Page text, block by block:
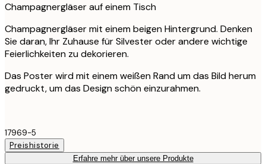
Champagnergläser auf einem Tisch
Champagnergläser mit einem beigen Hintergrund. Denken
Sie daran, Ihr Zuhause für Silvester oder andere wichtige
Feierlichkeiten zu dekorieren.
Das Poster wird mit einem weißen Rand um das Bild herum
gedruckt, um das Design schön einzurahmen.
17969-5
Preishistorie
Erfahre mehr über unsere Produkte